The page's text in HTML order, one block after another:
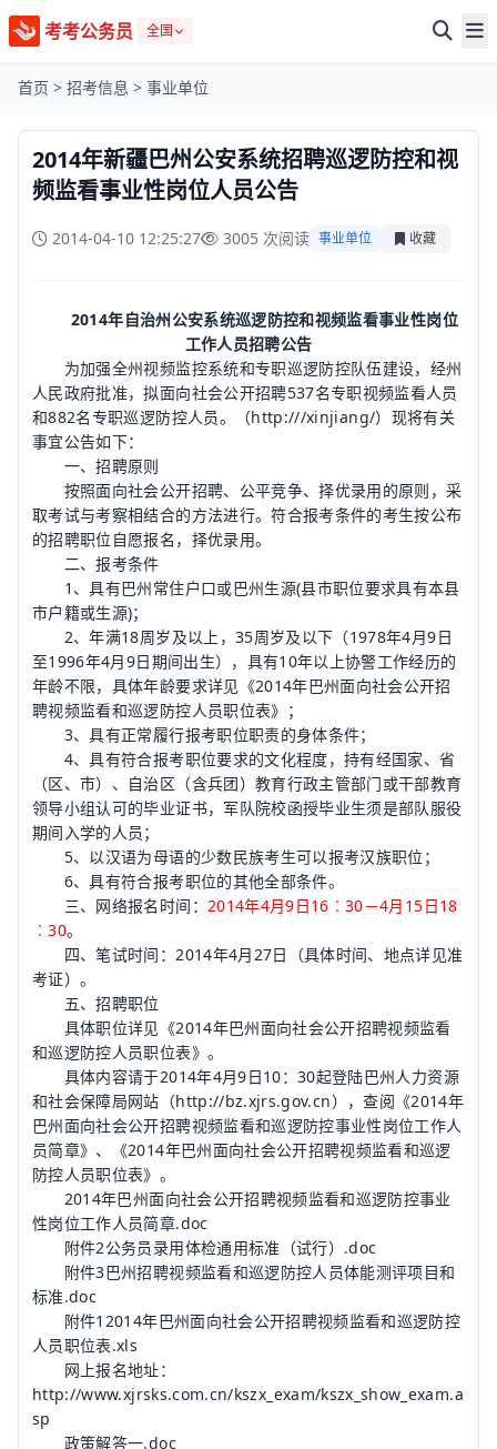
考考公务员 全国
首页 > 招考信息 > 事业单位
2014年新疆巴州公安系统招聘巡逻防控和视
频监看事业性岗位人员公告
2014-04-10 12:25:27 3005 次阅读 事业单位 收藏
2014年自治州公安系统巡逻防控和视频监看事业性岗位
工作人员招聘公告
为加强全州视频监控系统和专职巡逻防控队伍建设，经州
人民政府批准，拟面向社会公开招聘537名专职视频监看人员
和882名专职巡逻防控人员。（http:///xinjiang/）现将有关
事宜公告如下：
一、招聘原则
按照面向社会公开招聘、公平竞争、择优录用的原则，采
取考试与考察相结合的方法进行。符合报考条件的考生按公布
的招聘职位自愿报名，择优录用。
二、报考条件
1、具有巴州常住户口或巴州生源(县市职位要求具有本县
市户籍或生源)；
2、年满18周岁及以上，35周岁及以下（1978年4月9日
至1996年4月9日期间出生），具有10年以上协警工作经历的
年龄不限，具体年龄要求详见《2014年巴州面向社会公开招
聘视频监看和巡逻防控人员职位表》；
3、具有正常履行报考职位职责的身体条件；
4、具有符合报考职位要求的文化程度，持有经国家、省
（区、市）、自治区（含兵团）教育行政主管部门或干部教育
领导小组认可的毕业证书，军队院校函授毕业生须是部队服役
期间入学的人员；
5、以汉语为母语的少数民族考生可以报考汉族职位；
6、具有符合报考职位的其他全部条件。
三、网络报名时间： 2014年4月9日16︰30－4月15日18
︰30。
四、笔试时间：2014年4月27日（具体时间、地点详见准
考证）。
五、招聘职位
具体职位详见《2014年巴州面向社会公开招聘视频监看
和巡逻防控人员职位表》。
具体内容请于2014年4月9日10：30起登陆巴州人力资源
和社会保障局网站（http://bz.xjrs.gov.cn），查阅《2014年
巴州面向社会公开招聘视频监看和巡逻防控事业性岗位工作人
员简章》、《2014年巴州面向社会公开招聘视频监看和巡逻
防控人员职位表》。
2014年巴州面向社会公开招聘视频监看和巡逻防控事业
性岗位工作人员简章.doc
附件2公务员录用体检通用标准（试行）.doc
附件3巴州招聘视频监看和巡逻防控人员体能测评项目和
标准.doc
附件1 2014年巴州面向社会公开招聘视频监看和巡逻防控
人员职位表.xls
网上报名地址：
http://www.xjrsks.com.cn/kszx_exam/kszx_show_exam.a
sp
政策解答一.doc